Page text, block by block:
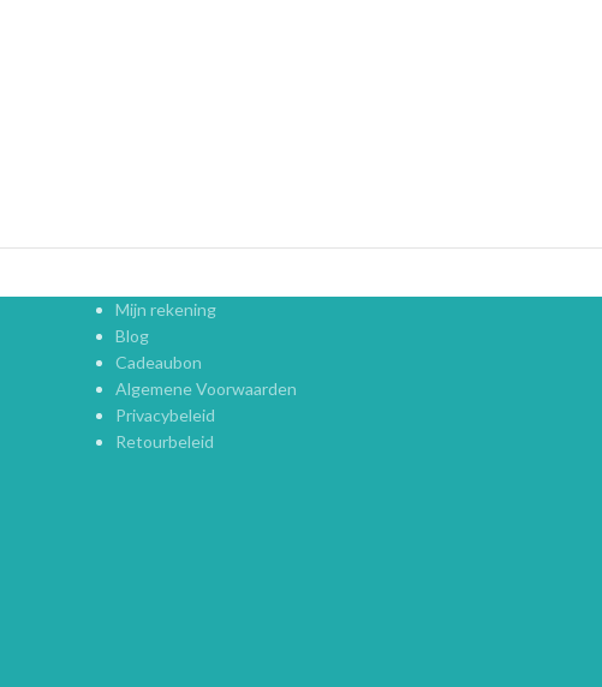
Mijn rekening
Blog
Cadeaubon
Algemene Voorwaarden
Privacybeleid
Retourbeleid